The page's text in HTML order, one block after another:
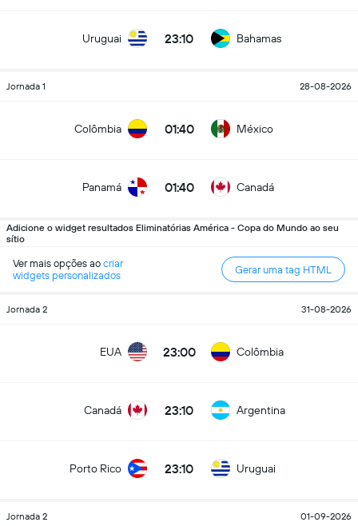
Uruguai 23:10 Bahamas
Jornada 1 28-08-2026
Colômbia 01:40 México
Panamá 01:40 Canadá
Adicione o widget resultados Eliminatórias América - Copa do Mundo ao seu
sítio
Ver mais opções ao criar
widgets personalizados
Gerar uma tag HTML
Jornada 2 31-08-2026
EUA 23:00 Colômbia
Canadá 23:10 Argentina
Porto Rico 23:10 Uruguai
Jornada 2 01-09-2026